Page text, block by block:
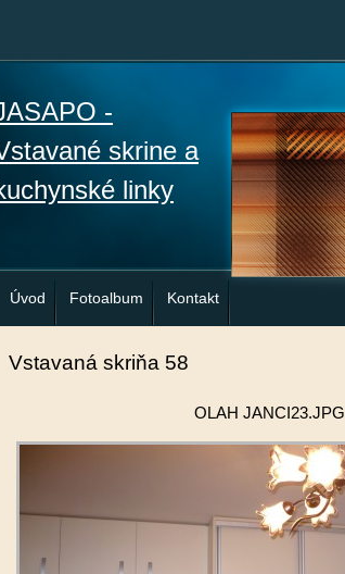
-
skrine a
linky
Úvod Fotoalbum Kontakt
Vstavaná skriňa 58
OLAH JANCI23.JPG